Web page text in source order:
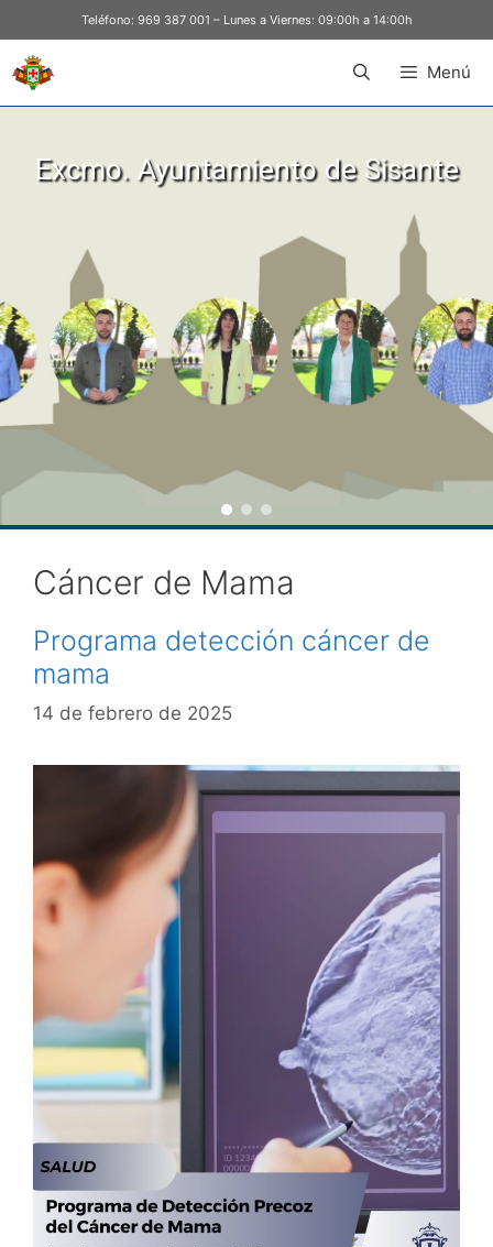
Teléfono: 969 387 001 – Lunes a Viernes: 09:00h a 14:00h
Menú
Excmo. Ayuntamiento de Sisante
Cáncer de Mama
Programa detección cáncer de
mama
14 de febrero de 2025